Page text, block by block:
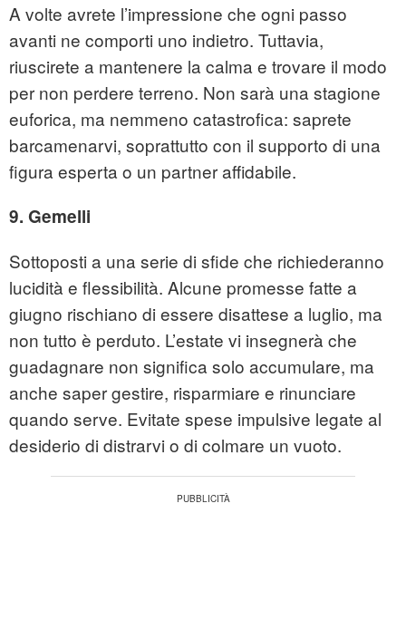
A volte avrete l’impressione che ogni passo
avanti ne comporti uno indietro. Tuttavia,
riuscirete a mantenere la calma e trovare il modo
per non perdere terreno. Non sarà una stagione
euforica, ma nemmeno catastrofica: saprete
barcamenarvi, soprattutto con il supporto di una
figura esperta o un partner affidabile.
9. Gemelli
Sottoposti a una serie di sfide che richiederanno
lucidità e flessibilità. Alcune promesse fatte a
giugno rischiano di essere disattese a luglio, ma
non tutto è perduto. L’estate vi insegnerà che
guadagnare non significa solo accumulare, ma
anche saper gestire, risparmiare e rinunciare
quando serve. Evitate spese impulsive legate al
desiderio di distrarvi o di colmare un vuoto.